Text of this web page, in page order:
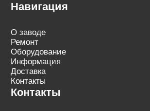
Навигация
О заводе
Ремонт
Оборудование
Информация
Доставка
Контакты
Контакты